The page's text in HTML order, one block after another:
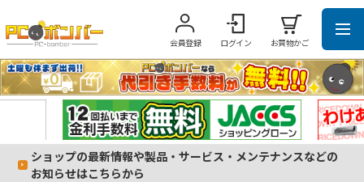
会員登録 ログイン お買物かご
ショップの最新情報や製品・サービス・メンテナンスなどの
お知らせはこちらから